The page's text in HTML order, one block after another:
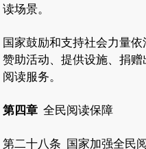
读场景。
国家鼓励和支持社会力量依
赞助活动、提供设施、捐
阅读服务。
第四章 全民阅读保障
第二十八条 国家加强全民